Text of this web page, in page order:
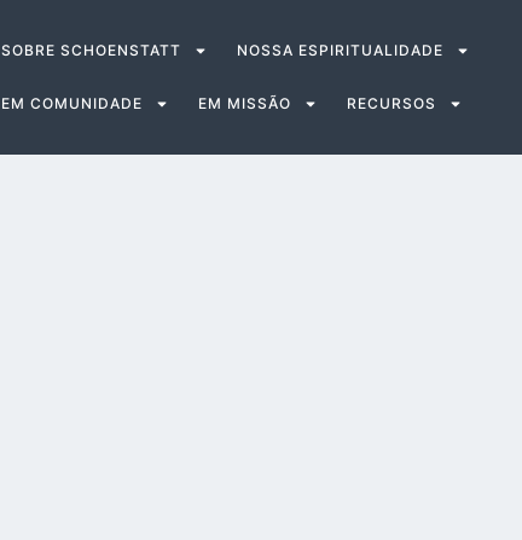
SOBRE SCHOENSTATT NOSSA ESPIRITUALIDADE
EM COMUNIDADE EM MISSÃO RECURSOS